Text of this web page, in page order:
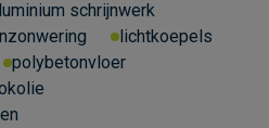
schrijnwerk
lichtkoepels
polybetonvloer